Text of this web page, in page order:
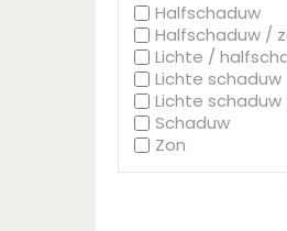
Halfschaduw
Halfschaduw /
Lichte /
Lichte schaduw
Lichte schaduw
Schaduw
Zon